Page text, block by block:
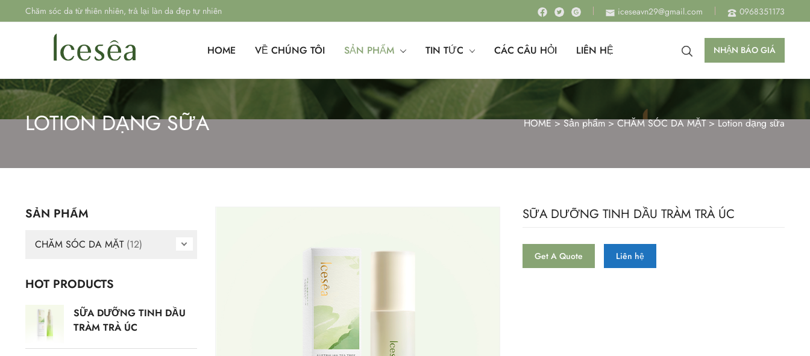
Chăm sóc da từ thiên nhiên, trả lại làn da đẹp tự nhiên iceseavn29@gmail.com 0968351173
HOME VỀ CHÚNG TÔI SẢN PHẨM TIN TỨC CÁC CÂU HỎI LIÊN HỆ NHẬN BÁO GIÁ
LOTION DẠNG SỮA HOME>Sản phẩm>CHĂM SÓC DA MẶT>Lotion dạng sữa
SẢN PHẨM
CHĂM SÓC DA MẶT (12)
HOT PRODUCTS
SỮA DƯỠNG TINH DẦU
TRÀM TRÀ ÚC
SỮA DƯỠNG TINH DẦU TRÀM TRÀ ÚC
Get A Quote Liên hệ